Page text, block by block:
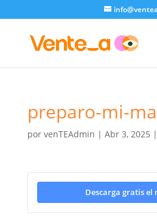
preparo-mi-
por venTEAdmin | Abr 3, 2025 |
Descarga gratis el